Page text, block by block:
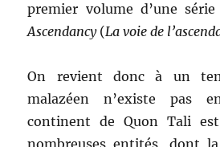
premier volume d’une
Ascendancy(La voie de
On revient donc à un
malazéen n’existe pas
continent de Quon Tali
nombreuses entités, dont